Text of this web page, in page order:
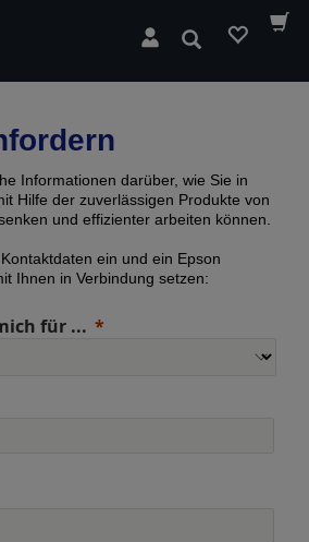
Suchen
Informationen darüber, wie Sie in
Hilfe der zuverlässigen Produkte von
und effizienter arbeiten können.
ein und ein Epson
Ihnen in Verbindung setzen:
für ...